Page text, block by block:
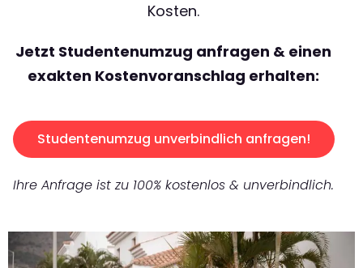
Kosten.
Jetzt Studentenumzug anfragen & einen
exakten Kostenvoranschlag erhalten:
Studentenumzug unverbindlich anfragen!
Ihre Anfrage ist zu 100% kostenlos & unverbindlich.